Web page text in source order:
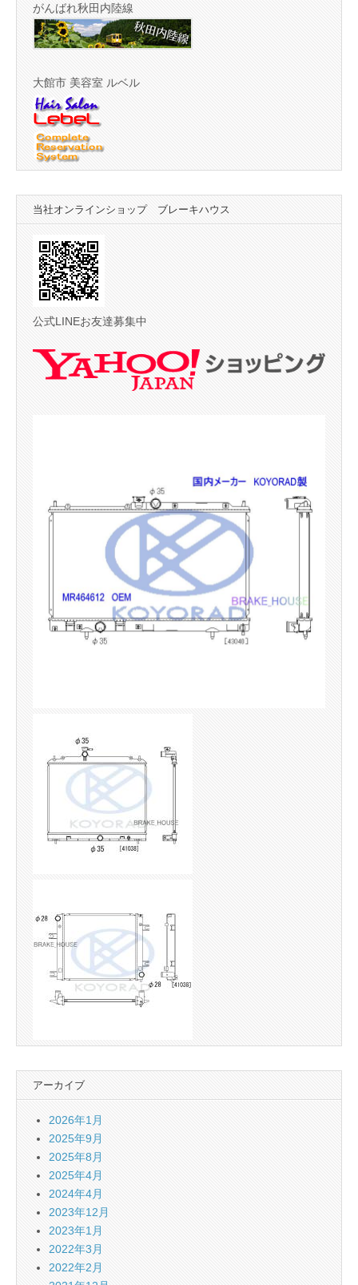
がんばれ秋田内陸線
大館市 美容室 ルベル
当社オンラインショップ ブレーキハウス
公式LINEお友達募集中
アーカイブ
2026年1月
2025年9月
2025年8月
2025年4月
2024年4月
2023年12月
2023年1月
2022年3月
2022年2月